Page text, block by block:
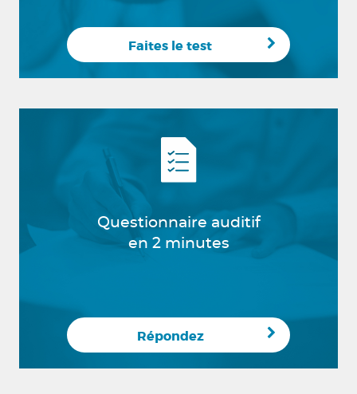
Faites le test
Questionnaire auditif
en 2 minutes
Répondez